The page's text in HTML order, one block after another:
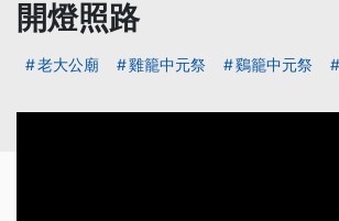
開燈照路
老大公廟 雞籠中元祭 鷄籠中元祭